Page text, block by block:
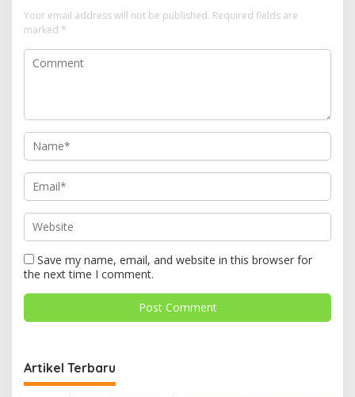
Your email address will not be published. Required fields are
marked *
Save my name, email, and website in this browser for
the next time I comment.
Artikel Terbaru